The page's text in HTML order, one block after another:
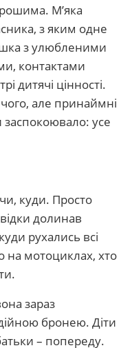
М’яка
з яким одне
з улюбленими
контактами
дитячі цінності.
але принаймні
заспокоювало: усе
куди. Просто
долинав
рухались всі
на мотоциклах, хто
зараз
бронею. Діти
– попереду.